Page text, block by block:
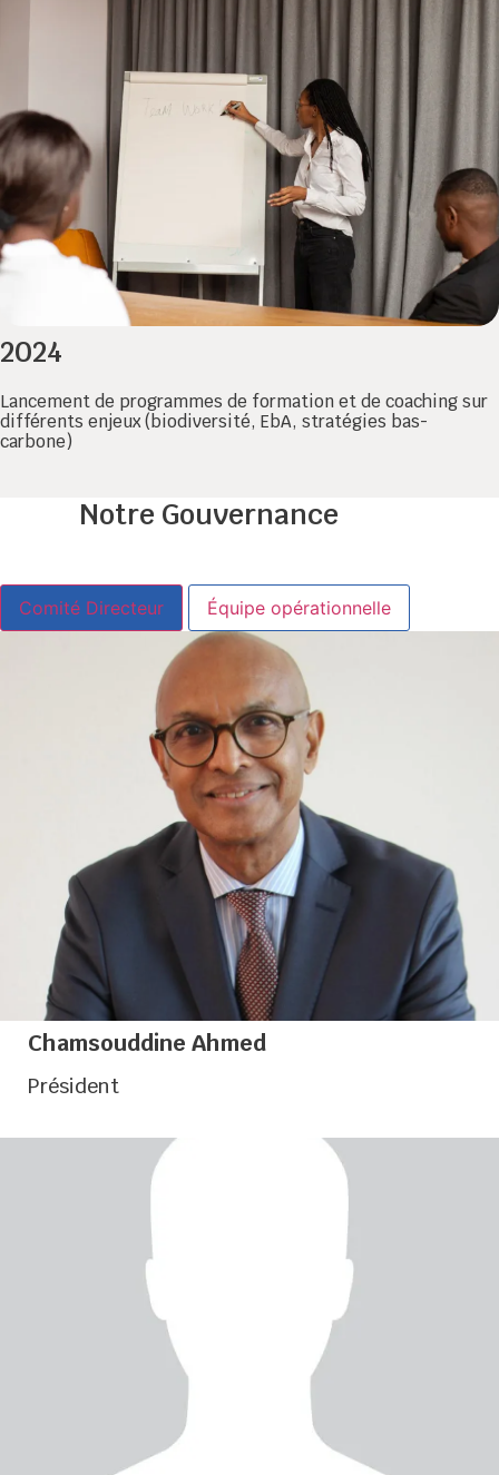
2024
Lancement de programmes de formation et de coaching sur
différents enjeux (biodiversité, EbA, stratégies bas-
carbone)
Notre Gouvernance
Comité Directeur Équipe opérationnelle
Président de l’Union des Chambres de Commerce,
d’Industrie et d’Artisanat des Comores
Chamsouddine Ahmed
Président
Élue de la Chambre de Commerce et d’Industrie de